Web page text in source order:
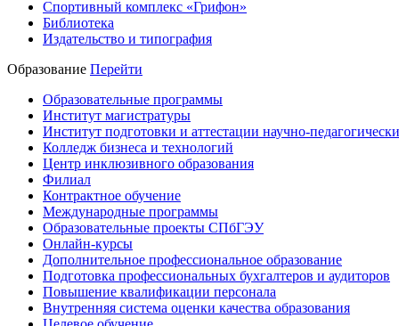
Спортивный комплекс «Грифон»
Библиотека
Издательство и типография
Образование Перейти
Образовательные программы
Институт магистратуры
Институт подготовки и аттестации научно-
Колледж бизнеса и технологий
Центр инклюзивного образования
Филиал
Контрактное обучение
Международные программы
Образовательные проекты СПбГЭУ
Онлайн-курсы
Дополнительное профессиональное образование
Подготовка профессиональных бухгалтеров и аудиторов
Повышение квалификации персонала
Внутренняя система оценки качества образования